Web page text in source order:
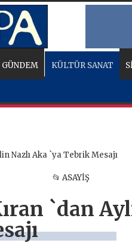
GÜNDEM KÜLTÜR SANAT
📂 ASAYİŞ
`dan